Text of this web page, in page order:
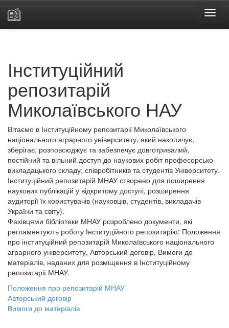
Інституційний
репозитарій
Миколаївського НАУ
Вітаємо в Інституційному репозитарії Миколаївського
національного аграрного університету, який накопичує,
зберігає, розповсюджує та забезпечує довготривалий,
постійний та вільний доступ до наукових робіт професорсько-
викладацького складу, співробітників та студентів Університету.
Інституційний репозитарій МНАУ створено для поширення
наукових публікацій у відкритому доступі, розширення
аудиторії їх користувачів (науковців, студентів, викладачів
України та світу).
Фахівцями бібліотеки МНАУ розроблено документи, які
регламентують роботу Інституційного репозитарію: Положення
про інституційний репозитарій Миколаївського національного
аграрного університету, Авторський договір, Вимоги до
матеріалів, наданих для розміщення в Інституційному
репозитарії МНАУ.
Положення про репозитарій МНАУ
Авторський договір
Вимоги до матеріалів